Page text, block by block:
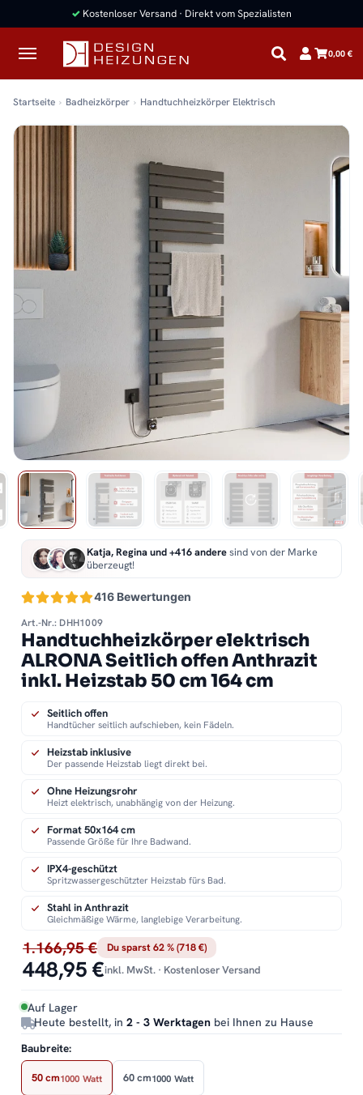
✓ Kostenloser Versand · Direkt vom Spezialisten
0,00 €
Startseite Badheizkörper Handtuchheizkörper Elektrisch
416 Bewertungen
Katja, Regina und +416 anderesind von der Marke
überzeugt!
Art.-Nr.: DHH1009
Handtuchheizkörper elektrisch
ALRONA Seitlich offen Anthrazit
inkl. Heizstab 50 cm 164 cm
1.166,95 € Du sparst 62 % (718 €)
448,95 €inkl. MwSt. · Kostenloser Versand
Auf Lager
Heute bestellt, in 2 - 3 Werktagen bei Ihnen zu Hause
Seitlich offen
Handtücher seitlich aufschieben, kein Fädeln.
Heizstab inklusive
Der passende Heizstab liegt direkt bei.
Ohne Heizungsrohr
Heizt elektrisch, unabhängig von der Heizung.
Format 50x164 cm
Passende Größe für Ihre Badwand.
IPX4-geschützt
Spritzwassergeschützter Heizstab fürs Bad.
Stahl in Anthrazit
Gleichmäßige Wärme, langlebige Verarbeitung.
Baubreite:
50 cm1000 Watt 60 cm1000 Watt